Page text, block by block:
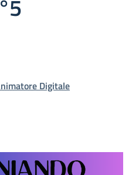
Digitale